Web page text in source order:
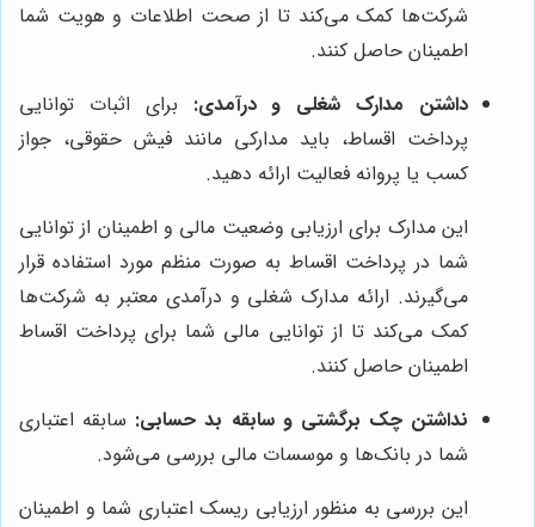
شرکت‌ها کمک می‌کند تا از صحت اطلاعات و هویت شما
اطمینان حاصل کنند.
داشتن مدارک شغلی و درآمدی: برای اثبات توانایی
پرداخت اقساط، باید مدارکی مانند فیش حقوقی، جواز
کسب یا پروانه فعالیت ارائه دهید.
این مدارک برای ارزیابی وضعیت مالی و اطمینان از توانایی
شما در پرداخت اقساط به صورت منظم مورد استفاده قرار
می‌گیرند. ارائه مدارک شغلی و درآمدی معتبر به شرکت‌ها
کمک می‌کند تا از توانایی مالی شما برای پرداخت اقساط
اطمینان حاصل کنند.
نداشتن چک برگشتی و سابقه بد حسابی: سابقه اعتباری
شما در بانک‌ها و موسسات مالی بررسی می‌شود.
این بررسی به منظور ارزیابی ریسک اعتباری شما و اطمینان